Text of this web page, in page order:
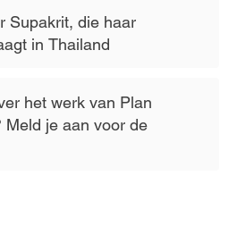
Supakrit, die haar
in Thailand
het werk van Plan
Meld je aan voor de